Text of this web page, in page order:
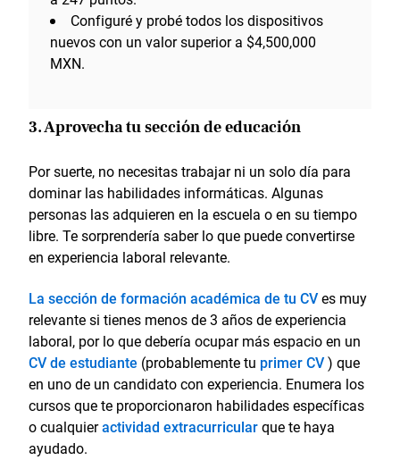
Configuré y probé todos los dispositivos
nuevos con un valor superior a $4,500,000
MXN.
3. Aprovecha tu sección de educación
Por suerte, no necesitas trabajar ni un solo día para
dominar las habilidades informáticas. Algunas
personas las adquieren en la escuela o en su tiempo
libre. Te sorprendería saber lo que puede convertirse
en experiencia laboral relevante.
La sección de formación académica de tu CVes muy
relevante si tienes menos de 3 años de experiencia
laboral, por lo que debería ocupar más espacio en un
CV de estudiante (probablemente tu primer CV) que
en uno de un candidato con experiencia. Enumera los
cursos que te proporcionaron habilidades específicas
o cualquieractividad extracurricularque te haya
ayudado.